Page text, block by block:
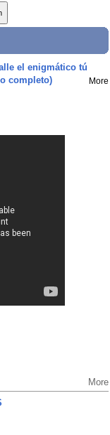
el enigmático tú
completo)
More
More